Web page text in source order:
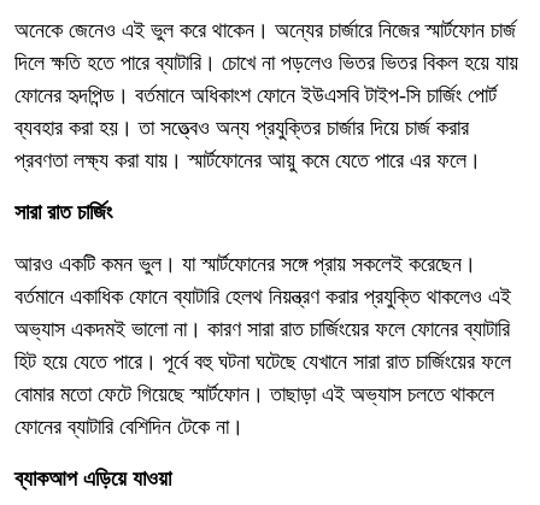
অনেকে জেনেও এই ভুল করে থাকেন। অন্যের চার্জারে নিজের স্মার্টফোন চার্জ
দিলে ক্ষতি হতে পারে ব্যাটারি। চোখে না পড়লেও ভিতর ভিতর বিকল হয়ে যায়
ফোনের হৃদপিন্ড। বর্তমানে অধিকাংশ ফোনে ইউএসবি টাইপ-সি চার্জিং পোর্ট
ব্যবহার করা হয়। তা সত্ত্বেও অন্য প্রযুক্তির চার্জার দিয়ে চার্জ করার
প্রবণতা লক্ষ্য করা যায়। স্মার্টফোনের আয়ু কমে যেতে পারে এর ফলে।
সারা রাত চার্জিং
আরও একটি কমন ভুল। যা স্মার্টফোনের সঙ্গে প্রায় সকলেই করেছেন।
বর্তমানে একাধিক ফোনে ব্যাটারি হেলথ নিয়ন্ত্রণ করার প্রযুক্তি থাকলেও এই
অভ্যাস একদমই ভালো না। কারণ সারা রাত চার্জিংয়ের ফলে ফোনের ব্যাটারি
হিট হয়ে যেতে পারে। পূর্বে বহু ঘটনা ঘটেছে যেখানে সারা রাত চার্জিংয়ের ফলে
বোমার মতো ফেটে গিয়েছে স্মার্টফোন। তাছাড়া এই অভ্যাস চলতে থাকলে
ফোনের ব্যাটারি বেশিদিন টেকে না।
ব্যাকআপ এড়িয়ে যাওয়া